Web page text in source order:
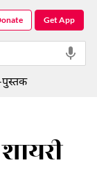
Get App
पुस्तक